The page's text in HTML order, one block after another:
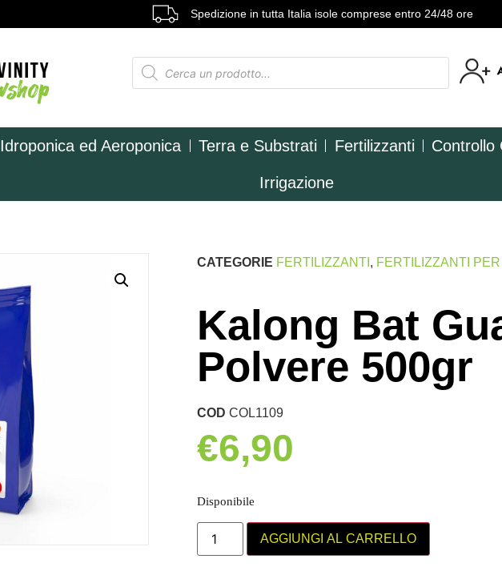
Spedizione in tutta Italia isole comprese entro 24/48 ore
Idroponica ed Aeroponica Terra e Substrati Fertilizzanti Controllo
Irrigazione
CATEGORIE FERTILIZZANTI , FERTILIZZANTI
Kalong Bat
Polvere 500gr
CODCOL1109
€6,90
Disponibile
AGGIUNGI AL CARRELLO